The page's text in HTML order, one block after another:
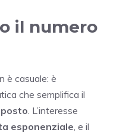
il numero
è casuale: è
che semplifica il
. L’interesse
esponenziale , e il